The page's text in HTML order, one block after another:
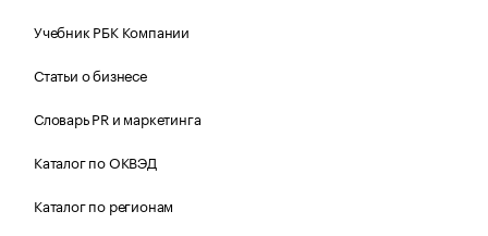
Учебник РБК Компании
Статьи о бизнесе
Словарь PR и маркетинга
Каталог по ОКВЭД
Каталог по регионам